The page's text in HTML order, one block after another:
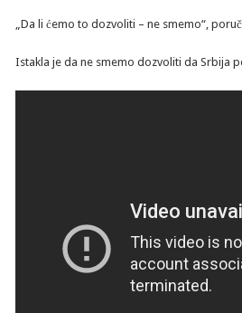
„Da li ćemo to dozvoliti – ne smemo“,
Istakla je da ne smemo dozvoliti da Srbija